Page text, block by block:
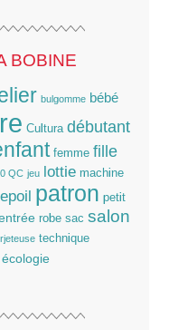
BOBINE
bulgomme bébé
Cultura débutant
femme fille
QC jeu lottie machine
patron petit
robe sac salon
technique
écologie